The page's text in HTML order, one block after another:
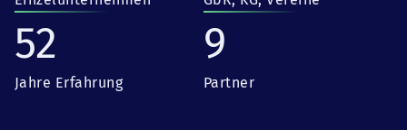
52
Jahre Erfahrung
9
Partner